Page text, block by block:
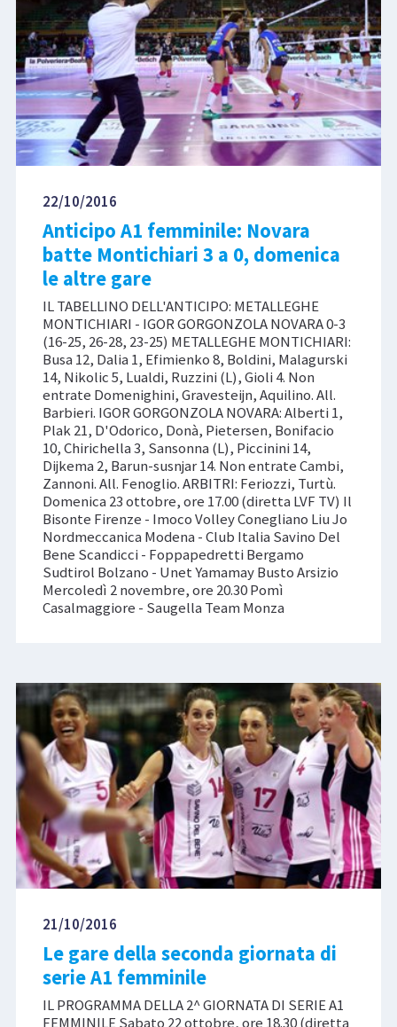
22/10/2016
Anticipo A1 femminile: Novara
batte Montichiari 3 a 0, domenica
le altre gare
IL TABELLINO DELL'ANTICIPO: METALLEGHE
MONTICHIARI - IGOR GORGONZOLA NOVARA 0-3
(16-25, 26-28, 23-25) METALLEGHE MONTICHIARI:
Busa 12, Dalia 1, Efimienko 8, Boldini, Malagurski
14, Nikolic 5, Lualdi, Ruzzini (L), Gioli 4. Non
entrate Domenighini, Gravesteijn, Aquilino. All.
Barbieri. IGOR GORGONZOLA NOVARA: Alberti 1,
Plak 21, D'Odorico, Donà, Pietersen, Bonifacio
10, Chirichella 3, Sansonna (L), Piccinini 14,
Dijkema 2, Barun-susnjar 14. Non entrate Cambi,
Zannoni. All. Fenoglio. ARBITRI: Feriozzi, Turtù.
Domenica 23 ottobre, ore 17.00 (diretta LVF TV) Il
Bisonte Firenze - Imoco Volley Conegliano Liu Jo
Nordmeccanica Modena - Club Italia Savino Del
Bene Scandicci - Foppapedretti Bergamo
Sudtirol Bolzano - Unet Yamamay Busto Arsizio
Mercoledì 2 novembre, ore 20.30 Pomì
Casalmaggiore - Saugella Team Monza
21/10/2016
Le gare della seconda giornata di
serie A1 femminile
IL PROGRAMMA DELLA 2^ GIORNATA DI SERIE A1
FEMMINILE Sabato 22 ottobre, ore 18.30 (diretta